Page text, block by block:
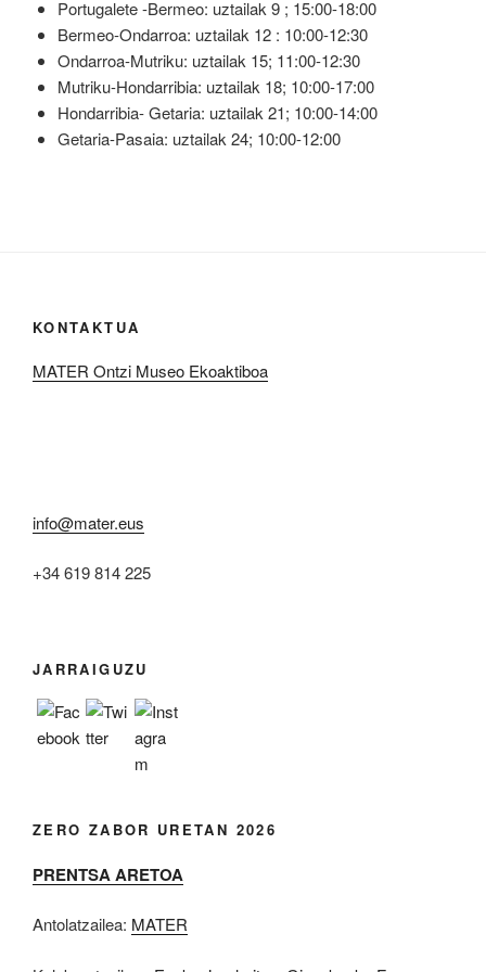
Portugalete -Bermeo: uztailak 9 ; 15:00-18:00
Bermeo-Ondarroa: uztailak 12 : 10:00-12:30
Ondarroa-Mutriku: uztailak 15; 11:00-12:30
Mutriku-Hondarribia: uztailak 18; 10:00-17:00
Hondarribia- Getaria: uztailak 21; 10:00-14:00
Getaria-Pasaia: uztailak 24; 10:00-12:00
KONTAKTUA
MATER Ontzi Museo Ekoaktiboa
info@mater.eus
+34 619 814 225
JARRAIGUZU
ZERO ZABOR URETAN 2026
PRENTSA ARETOA
Antolatzailea: MATER